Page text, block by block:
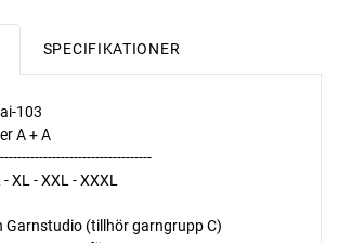
SPECIFIKATIONER
103
A + A
XL - XXL - XXXL
Garnstudio (tillhör garngrupp C)